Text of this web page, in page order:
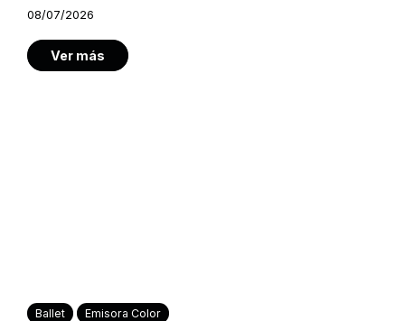
08/07/2026
Ver más
Ballet Emisora Color